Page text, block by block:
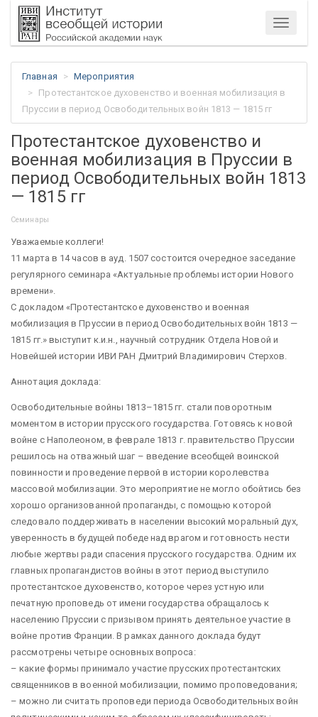
Меню
Главная
Мероприятия
Протестантское духовенство и военная мобилизация в
Пруссии в период Освободительных войн 1813 — 1815 гг
Протестантское духовенство и
военная мобилизация в Пруссии в
период Освободительных войн 1813
— 1815 гг
Семинары
Уважаемые коллеги!
11 марта в 14 часов в ауд. 1507 состоится очередное заседание
регулярного семинара «Актуальные проблемы истории Нового
времени».
С докладом «Протестантское духовенство и военная
мобилизация в Пруссии в период Освободительных войн 1813 —
1815 гг.» выступит к.и.н., научный сотрудник Отдела Новой и
Новейшей истории ИВИ РАН Дмитрий Владимирович Стерхов.
Аннотация доклада:
Освободительные войны 1813–1815 гг. стали поворотным
моментом в истории прусского государства. Готовясь к новой
войне с Наполеоном, в феврале 1813 г. правительство Пруссии
решилось на отважный шаг – введение всеобщей воинской
повинности и проведение первой в истории королевства
массовой мобилизации. Это мероприятие не могло обойтись без
хорошо организованной пропаганды, с помощью которой
следовало поддерживать в населении высокий моральный дух,
уверенность в будущей победе над врагом и готовность нести
любые жертвы ради спасения прусского государства. Одним их
главных пропагандистов войны в этот период выступило
протестантское духовенство, которое через устную или
печатную проповедь от имени государства обращалось к
населению Пруссии с призывом принять деятельное участие в
войне против Франции. В рамках данного доклада будут
рассмотрены четыре основных вопроса:
– какие формы принимало участие прусских протестантских
священников в военной мобилизации, помимо проповедования;
– можно ли считать проповеди периода Освободительных войн